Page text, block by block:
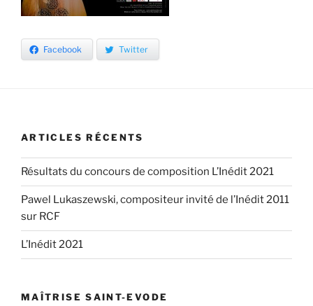
Facebook Twitter
ARTICLES RÉCENTS
Résultats du concours de composition L’Inédit 2021
Pawel Lukaszewski, compositeur invité de l’Inédit 2011
sur RCF
L’Inédit 2021
MAÎTRISE SAINT-EVODE